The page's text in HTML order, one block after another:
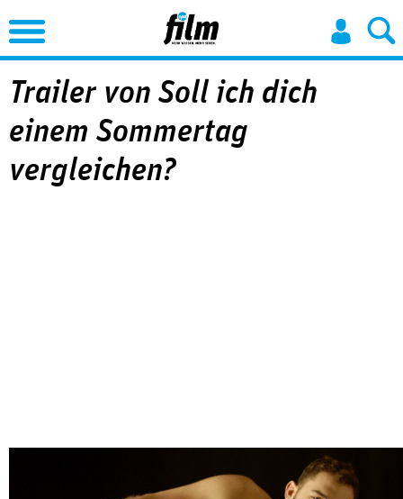
Jump to Navigation
Trailer von Soll ich dich
einem Sommertag
vergleichen?